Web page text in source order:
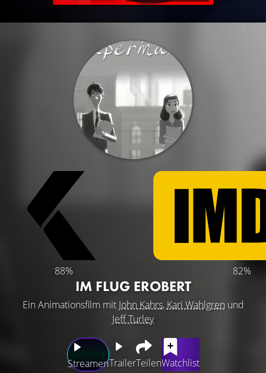
88% 82%
IM FLUG EROBERT
Ein Animationsfilm mit John Kahrs, Kari Wahlgren und
Jeff Turley
StreamenTrailerTeilenWatchlist